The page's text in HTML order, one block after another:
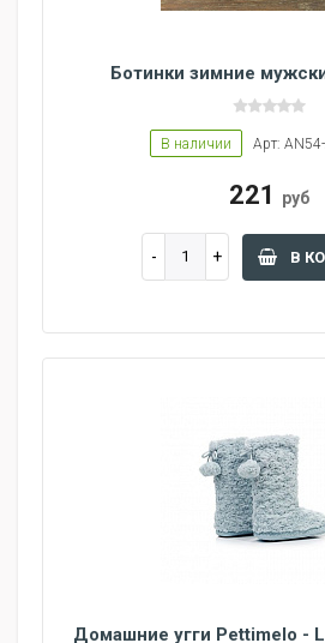
Ботинки зимние
В наличии Арт:
221 руб
В
Домашние угги Pettimelo -